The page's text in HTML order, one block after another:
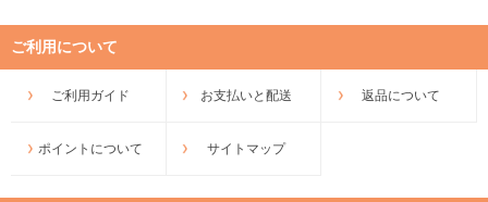
ご利用について
ご利用ガイド お支払いと配送 返品について
ポイントについて サイトマップ